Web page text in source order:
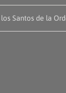
Santos de la